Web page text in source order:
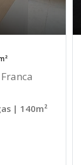
| 140m²